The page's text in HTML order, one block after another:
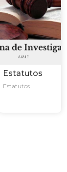
Estatutos
Estatutos